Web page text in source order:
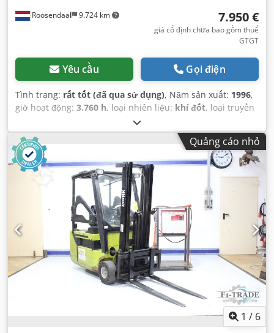
Roosendaal 9.724 km 7.950 €
giá cố định chưa bao gồm thuế
GTGT
Yêu cầu Gọi điện
Tình trạng: rất tốt (đã qua sử dụng), Năm sản xuất: 1996,
giờ hoạt động: 3.760 h, loại nhiên liệu: khí đốt, loại truyền
, màu sắc:
Quảng cáo nhỏ
1 / 6